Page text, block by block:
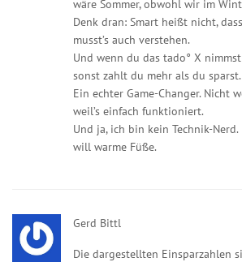
wäre Sommer, obwohl wir im
Denk dran: Smart heißt nicht,
musst’s auch verstehen.
Und wenn du das tado° X
sonst zahlt du mehr als du sparst.
Ein echter Game-Changer. Nicht
weil’s einfach funktioniert.
Und ja, ich bin kein Technik-
will warme Füße.
Gerd Bittl
Die dargestellten Einsparzahlen